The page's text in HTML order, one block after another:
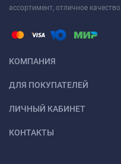
ассортимент, отличное качество.
КОМПАНИЯ
ДЛЯ ПОКУПАТЕЛЕЙ
ЛИЧНЫЙ КАБИНЕТ
КОНТАКТЫ